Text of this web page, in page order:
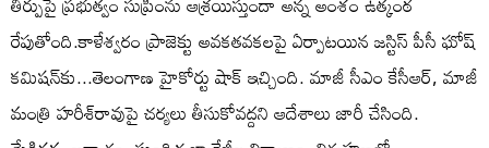
రేపుతోంది.కాళేశ్వరం ప్రాజెక్టు అవకతవకలపై ఏర్పాటయిన జస్టిస్ పీసీ ఘోష్
కమిషన్‌కు...తెలంగాణ హైకోర్టు షాక్‌ ఇచ్చింది. మాజీ సీఎం కేసీఆర్‌, మాజీ
మంత్రి హరీశ్‌రావుపై చర్యలు తీసుకోవద్దని ఆదేశాలు జారీ చేసింది.